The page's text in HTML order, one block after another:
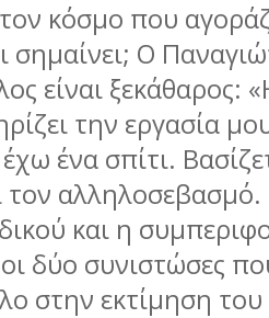
κόσµο που
σηµαίνει; Ο
είναι ξεκάθαρος:
την εργασία
ένα σπίτι.
τον
και η
δύο συνιστώσες
στην εκτίµηση